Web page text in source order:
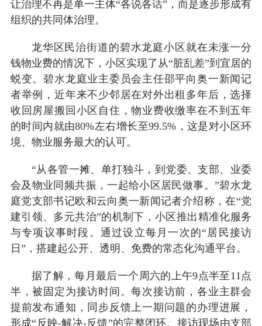
让治理不再是单一主体“各说各话”，而是逐步形成有
组织的共同体治理。
龙华区民治街道的碧水龙庭小区就在未涨一分
钱物业费的情况下，小区实现了从“脏乱差”到宜居的
蜕变。碧水龙庭业主委员会主任邵平向奥一新闻记
者举例，近年来不少邻居在对外出租多年后，选择
收回房屋搬回小区自住，物业费收缴率在不到五年
的时间内就由80%左右增长至99.5%，这是对小区环
境、物业服务最大的认可。
“从各管一摊、单打独斗，到党委、支部、业委
会及物业同频共振，一起给小区居民做事。”碧水龙
庭党支部书记欧和云向奥一新闻记者介绍称，在“党
建引领、多元共治”的机制下，小区推出精准化服务
与专项议事时段。通过设立每月一次的“居民接访
日”，搭建起公开、透明、免费的常态化沟通平台。
据了解，每月最后一个周六的上午9点半至11点
半，被固定为接访时间。每次接访前，各业主群会
提前发布通知，同步反馈上一期问题的办理进展，
形成“反映-解决-反馈”的完整闭环。接访现场由支部